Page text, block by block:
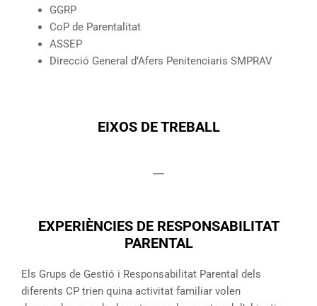
GGRP
CoP de Parentalitat
ASSEP
Direcció General d’Afers Penitenciaris SMPRAV
EIXOS DE TREBALL
EXPERIÈNCIES DE RESPONSABILITAT
PARENTAL
Els Grups de Gestió i Responsabilitat Parental dels
diferents CP trien quina activitat familiar volen